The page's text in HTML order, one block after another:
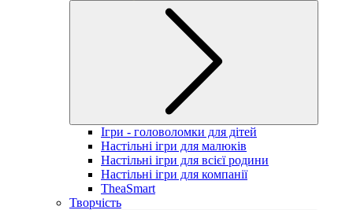
Ігри - головоломки для дітей
Настільні ігри для малюків
Настільні ігри для всієї родини
Настільні ігри для компанії
TheaSmart
Творчість